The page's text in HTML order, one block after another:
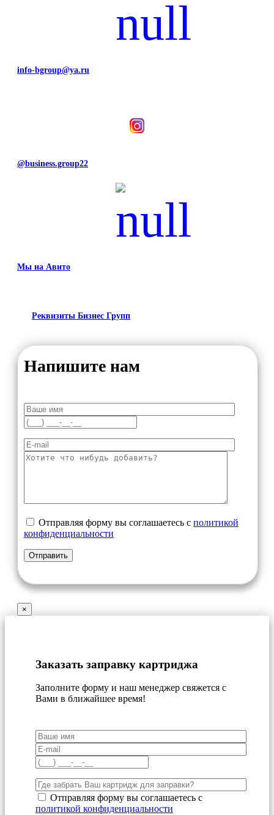
info-bgroup@ya.ru
@business.group22
Мы на Авито
Реквизиты Бизнес Групп
Напишите нам
Отправляя форму вы соглашаетесь с политикой
конфиденциальности
×
Заказать заправку картриджа
Заполните форму и наш менеджер свяжется с
Вами в ближайшее время!
Отправляя форму вы соглашаетесь с
политикой конфиденциальности